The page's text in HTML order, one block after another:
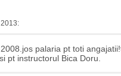
palaria pt toti
pt instructorul Bica Doru.